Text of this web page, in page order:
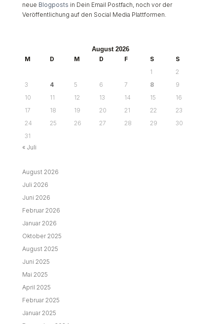
neue Blogposts in Dein Email Postfach, noch vor der
Veröffentlichung auf den Social Media Plattformen.
August 2026
M
D M D F S
S
1
2
3
4 5 6 7 8
9
10
11 12 13 14 15
16
17
18 19 20 21 22
23
24
25 26 27 28 29
30
31
« Juli
August 2026
Juli 2026
Juni 2026
Februar 2026
Januar 2026
Oktober 2025
August 2025
Juni 2025
Mai 2025
April 2025
Februar 2025
Januar 2025